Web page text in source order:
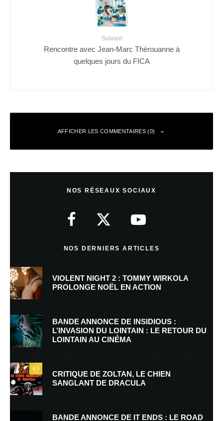
Suivant
Rencontre avec Jean-Marc Thérouanne à
quelques jours du FICA
AFFICHER LES COMMENTAIRES (0)
Nom*
E-mail*
NOS RÉSEAUX SOCIAUX
NOS DERNIERS ARTICLES
VIOLENT NIGHT 2 : TOMMY WIRKOLA
PROLONGE NOËL EN ACTION
BANDE ANNONCE DE INSIDIOUS :
L’INVASION DU LOINTAIN : LE RETOUR DU
LOINTAIN AU CINÉMA
7.5
CRITIQUE DE ZOLTAN, LE CHIEN
SANGLANT DE DRACULA
BANDE ANNONCE DE IT ENDS : LE ROAD